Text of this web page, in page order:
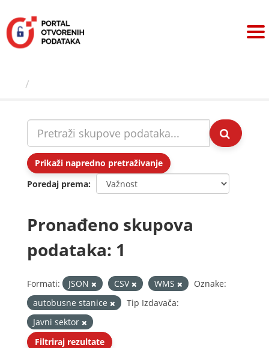
sadržaj
Prikaži napredno pretraživanje
Poredaj prema
Pronađeno skupova
podataka: 1
Formati: JSON CSV WMS
Oznake:
autobusne stanice
Tip Izdavača:
Javni sektor
Filtriraj rezultate